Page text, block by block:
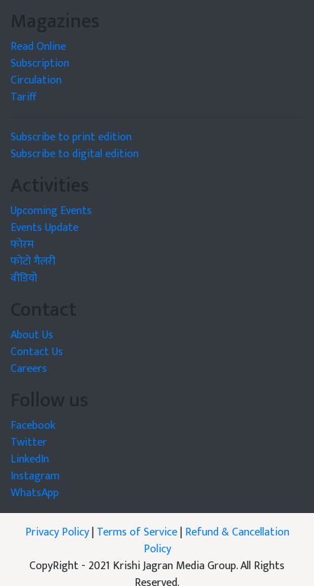
Magazines
Read Online
Subscription
Circulation
Tariff
Subscribe to print edition
Subscribe to digital edition
Activities
Upcoming Events
Events Update
फोरम
फोटो गैलरी
वीडियो
Contact
About Us
Contact Us
Careers
Follow us
Facebook
Twitter
LinkedIn
Instagram
WhatsApp
Privacy Policy|Terms of Service|Refund & Cancellation
Policy
CopyRight - 2021 Krishi Jagran Media Group. All Rights